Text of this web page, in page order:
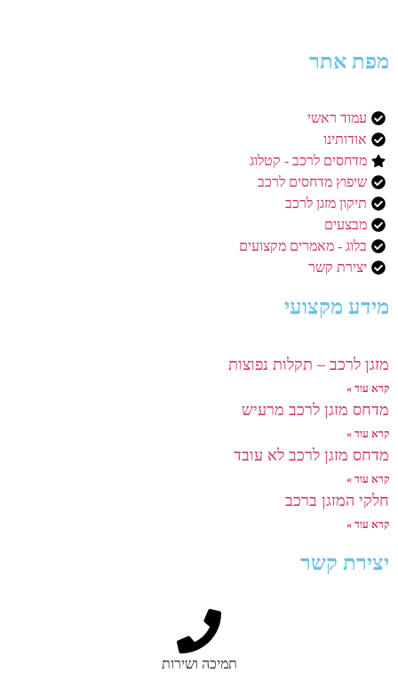
מפת אתר
עמוד ראשי
אודותינו
מדחסים לרכב - קטלוג
שיפוץ מדחסים לרכב
תיקון מזגן לרכב
מבצעים
בלוג - מאמרים מקצועים
יצירת קשר
מידע מקצועי
מזגן לרכב – תקלות נפוצות
קרא עוד »
מדחס מזגן לרכב מרעיש
קרא עוד »
מדחס מזגן לרכב לא עובד
קרא עוד »
חלקי המזגן ברכב
קרא עוד »
יצירת קשר
תמיכה ושירות